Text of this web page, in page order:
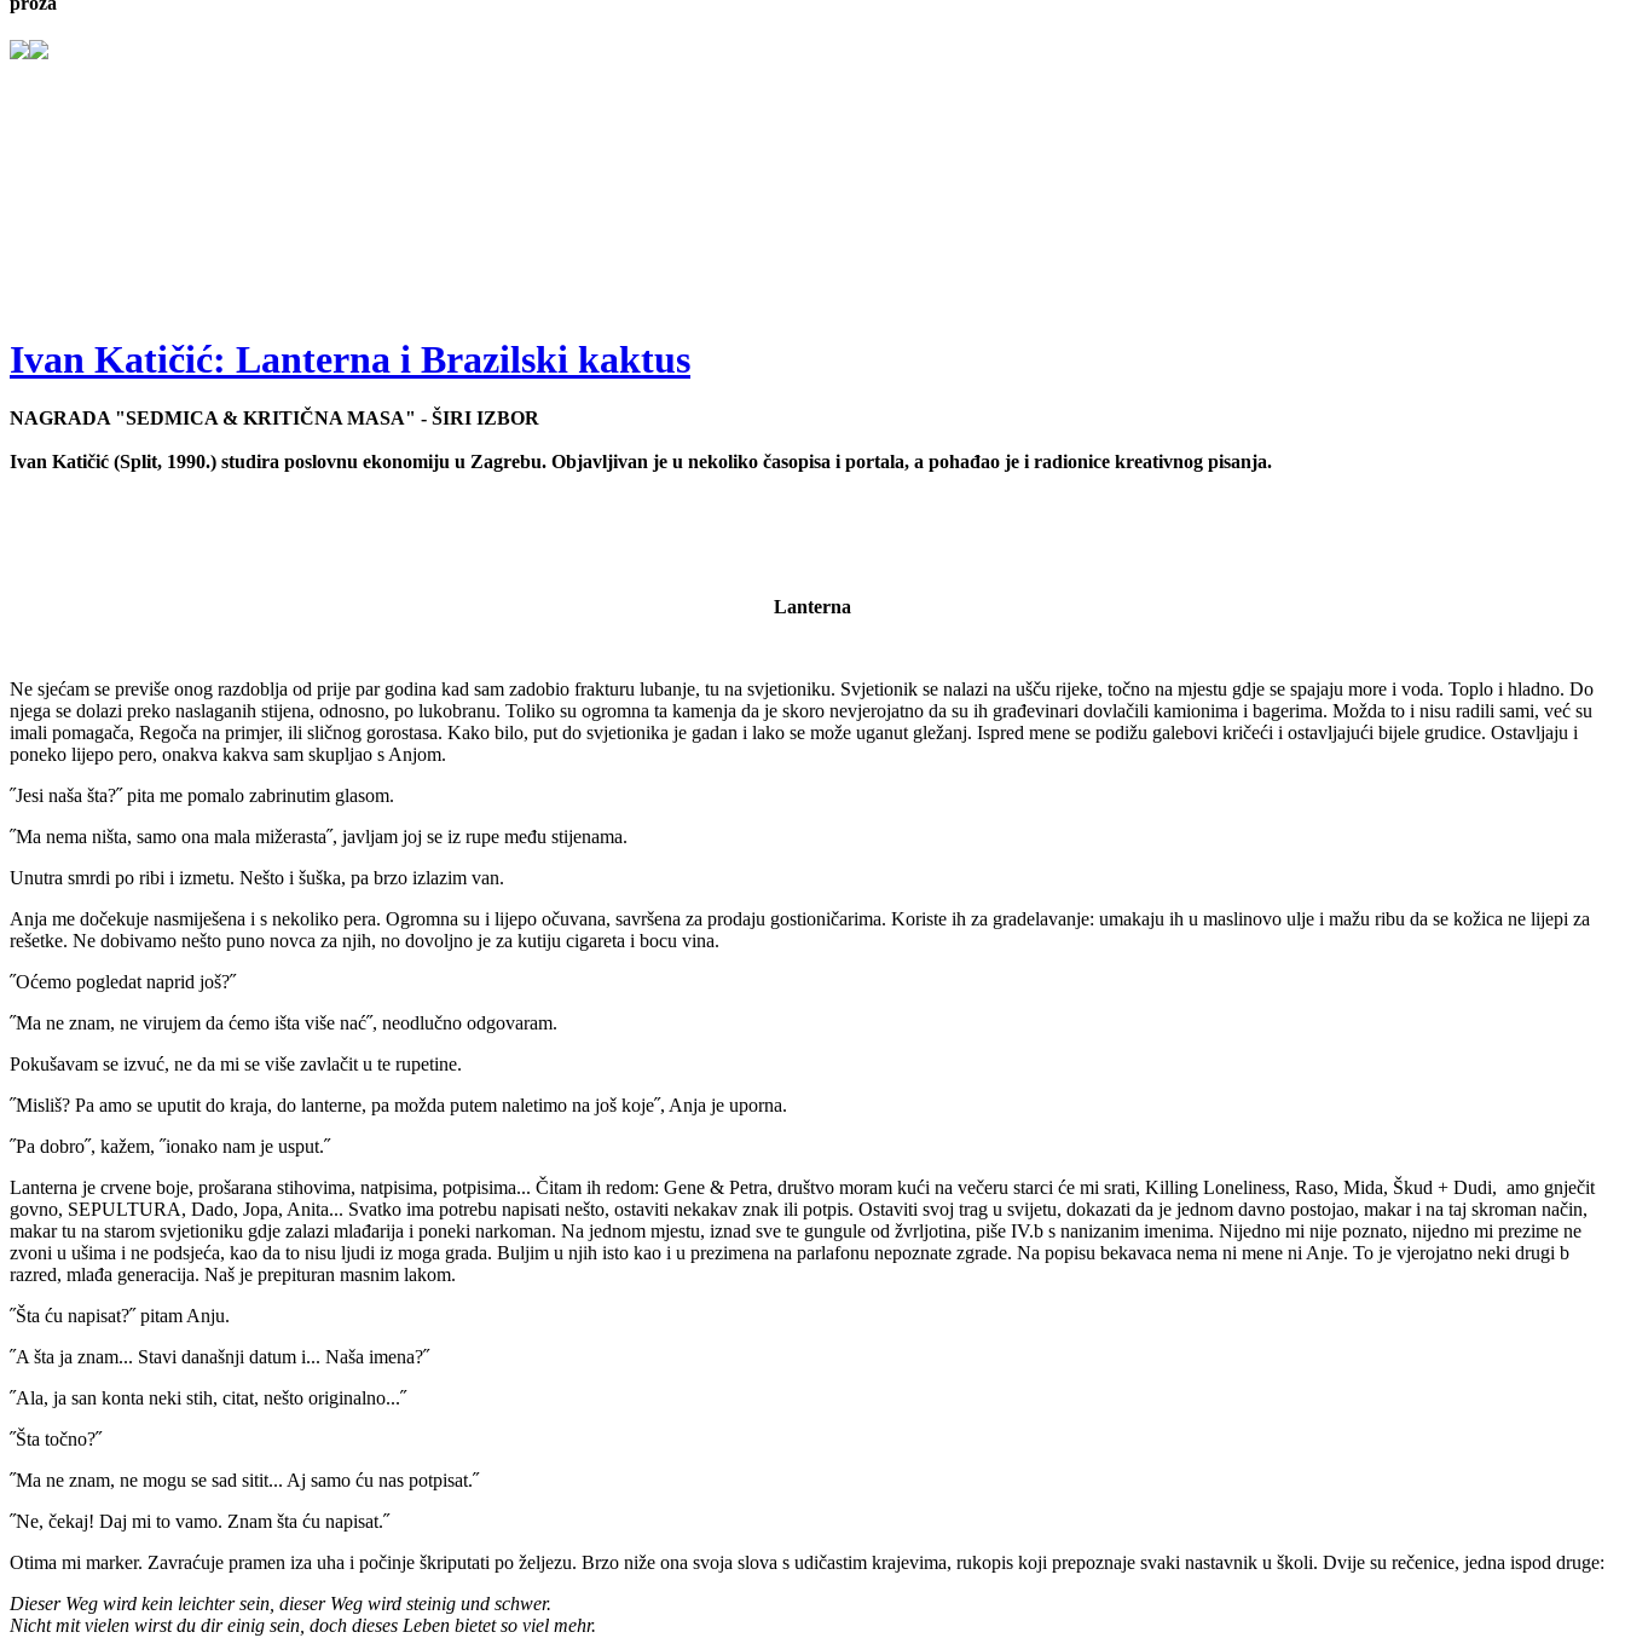
Ivan Katičić: Lanterna i Brazilski kaktus
NAGRADA "SEDMICA & KRITIČNA MASA" - ŠIRI IZBOR
Ivan Katičić (Split, 1990.) studira poslovnu ekonomiju u Zagrebu. Objavljivan je u nekoliko časopisa i portala, a pohađao je i radionice kreativnog pisanja.
Lanterna
Ne sjećam se previše onog razdoblja od prije par godina kad sam zadobio frakturu lubanje, tu na svjetioniku. Svjetionik se nalazi na ušču rijeke, točno na mjestu gdje se spajaju more i voda. Toplo i hladno. Do
njega se dolazi preko naslaganih stijena, odnosno, po lukobranu. Toliko su ogromna ta kamenja da je skoro nevjerojatno da su ih građevinari dovlačili kamionima i bagerima. Možda to i nisu radili sami, već su
imali pomagača, Regoča na primjer, ili sličnog gorostasa. Kako bilo, put do svjetionika je gadan i lako se može uganut gležanj. Ispred mene se podižu galebovi kričeći i ostavljajući bijele grudice. Ostavljaju i
poneko lijepo pero, onakva kakva sam skupljao s Anjom.
˝Jesi naša šta?˝ pita me pomalo zabrinutim glasom.
˝Ma nema ništa, samo ona mala mižerasta˝, javljam joj se iz rupe među stijenama.
Unutra smrdi po ribi i izmetu. Nešto i šuška, pa brzo izlazim van.
Anja me dočekuje nasmiješena i s nekoliko pera. Ogromna su i lijepo očuvana, savršena za prodaju gostioničarima. Koriste ih za gradelavanje: umakaju ih u maslinovo ulje i mažu ribu da se kožica ne lijepi za
rešetke. Ne dobivamo nešto puno novca za njih, no dovoljno je za kutiju cigareta i bocu vina.
˝Oćemo pogledat naprid još?˝
˝Ma ne znam, ne virujem da ćemo išta više nać˝, neodlučno odgovaram.
Pokušavam se izvuć, ne da mi se više zavlačit u te rupetine.
˝Misliš? Pa amo se uputit do kraja, do lanterne, pa možda putem naletimo na još koje˝, Anja je uporna.
˝Pa dobro˝, kažem, ˝ionako nam je usput.˝
Lanterna je crvene boje, prošarana stihovima, natpisima, potpisima... Čitam ih redom: Gene & Petra, društvo moram kući na večeru starci će mi srati, Killing Loneliness, Raso, Mida, Škud + Dudi, amo gnječit
govno, SEPULTURA, Dado, Jopa, Anita... Svatko ima potrebu napisati nešto, ostaviti nekakav znak ili potpis. Ostaviti svoj trag u svijetu, dokazati da je jednom davno postojao, makar i na taj skroman način,
makar tu na starom svjetioniku gdje zalazi mlađarija i poneki narkoman. Na jednom mjestu, iznad sve te gungule od žvrljotina, piše IV.b s nanizanim imenima. Nijedno mi nije poznato, nijedno mi prezime ne
zvoni u ušima i ne podsjeća, kao da to nisu ljudi iz moga grada. Buljim u njih isto kao i u prezimena na parlafonu nepoznate zgrade. Na popisu bekavaca nema ni mene ni Anje. To je vjerojatno neki drugi b
razred, mlađa generacija. Naš je prepituran masnim lakom.
˝Šta ću napisat?˝ pitam Anju.
˝A šta ja znam... Stavi današnji datum i... Naša imena?˝
˝Ala, ja san konta neki stih, citat, nešto originalno...˝
˝Šta točno?˝
˝Ma ne znam, ne mogu se sad sitit... Aj samo ću nas potpisat.˝
˝Ne, čekaj! Daj mi to vamo. Znam šta ću napisat.˝
Otima mi marker. Zavraćuje pramen iza uha i počinje škriputati po željezu. Brzo niže ona svoja slova s udičastim krajevima, rukopis koji prepoznaje svaki nastavnik u školi. Dvije su rečenice, jedna ispod druge:
Dieser Weg wird kein leichter sein, dieser Weg wird steinig und schwer.
Nicht mit vielen wirst du dir einig sein, doch dieses Leben bietet so viel mehr.